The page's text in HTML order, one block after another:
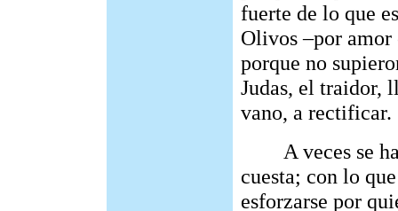
fuerte de lo que
Olivos –por amor
porque no
Judas, el traidor,
vano, a rectificar.
A veces se ha
cuesta; con lo
esforzarse por